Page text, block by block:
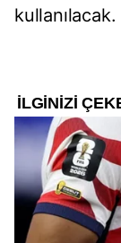
kullanılacak.